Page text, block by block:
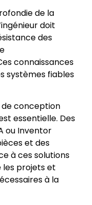
de la
doit
des
connaissances
systèmes fiables
de conception
essentielle. Des
ou Inventor
et des
à ces solutions
les projets et
à la